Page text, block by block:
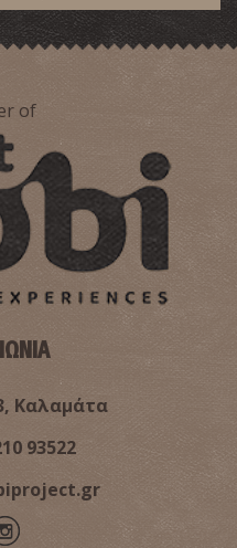
of
Καλαμάτα
93522